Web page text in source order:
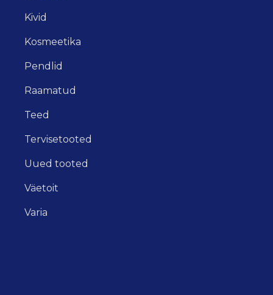
Kivid
Kosmeetika
Pendlid
Raamatud
Teed
Tervisetooted
Uued tooted
Väetoit
Varia